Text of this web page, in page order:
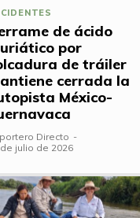
de ácido
por
de tráiler
cerrada la
México-
Directo -
julio de 2026